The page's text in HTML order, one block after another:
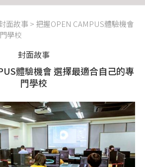
面故事> 把握OPEN CAMPUS體驗機會
學校
封面故事
體驗機會 選擇最適合自己的專
門學校